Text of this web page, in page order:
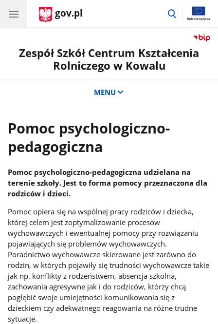
gov.pl
przejdź
Zespół Szkół Centrum Kształcenia
Rolniczego w Kowalu
MENU
Pomoc psychologiczno-
pedagogiczna
Pomoc psychologiczno-pedagogiczna udzielana na
terenie szkoły. Jest to forma pomocy przeznaczona dla
rodziców i dzieci.
Pomoc opiera się na wspólnej pracy rodziców i dziecka,
której celem jest zoptymalizowanie procesów
wychowawczych i ewentualnej pomocy przy rozwiązaniu
pojawiających się problemów wychowawczych.
Poradnictwo wychowawcze skierowane jest zarówno do
rodzin, w których pojawiły się trudności wychowawcze takie
jak np. konflikty z rodzeństwem, absencja szkolna,
zachowania agresywne jak i do rodziców, którzy chcą
pogłębić swoje umiejętności komunikowania się z
dzieckiem czy adekwatnego reagowania na różne trudne
sytuacje.